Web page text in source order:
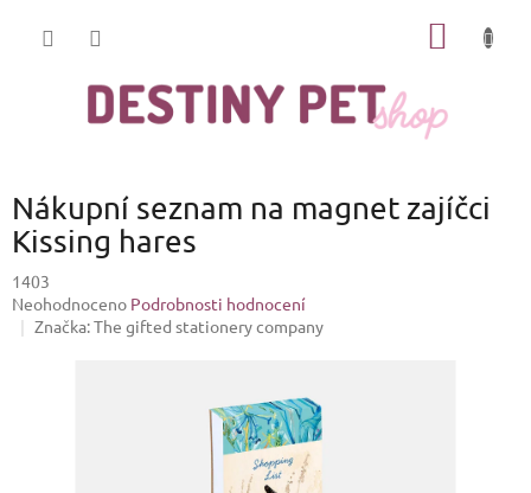
Nákupní seznam na magnet zajíčci
Kissing hares
1403
Průměrné
hodnocení
Neohodnoceno Podrobnosti hodnocení
Značka:The gifted stationery company